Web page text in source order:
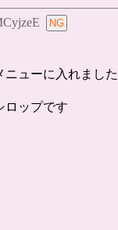
ューに入れました
ロップです